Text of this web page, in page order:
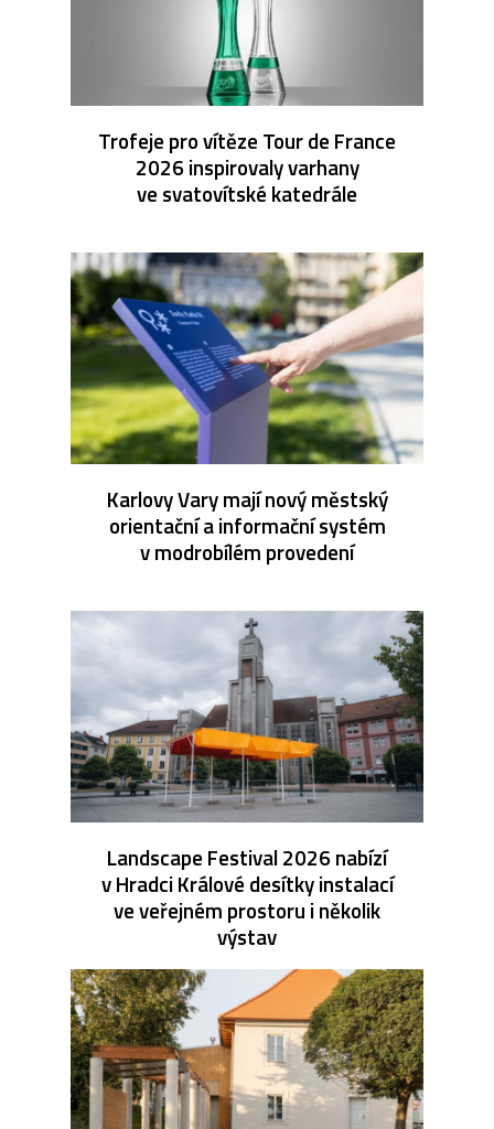
Trofeje pro vítěze Tour de France
2026 inspirovaly varhany
ve svatovítské katedrále
Karlovy Vary mají nový městský
orientační a informační systém
v modrobílém provedení
Landscape Festival 2026 nabízí
v Hradci Králové desítky instalací
ve veřejném prostoru i několik
výstav